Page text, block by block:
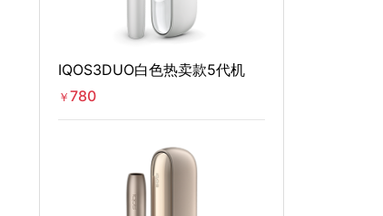
IQOS3DUO白色热卖款5代机
￥ 780